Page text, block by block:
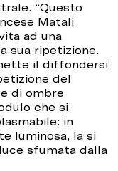
“Questo
Matali
ad una
sua ripetizione.
il diffondersi
del
di ombre
che si
in
luminosa, la si
sfumata dalla